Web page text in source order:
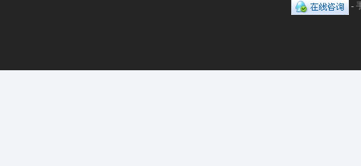
-